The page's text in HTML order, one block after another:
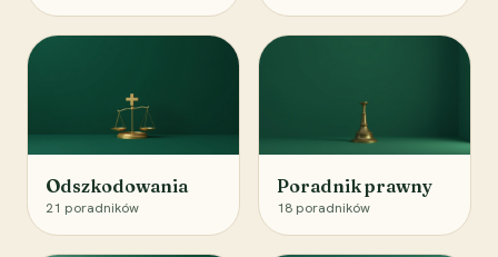
Odszkodowania
21 poradników
Poradnik prawny
18 poradników